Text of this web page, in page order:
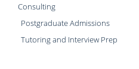
Consulting
Postgraduate Admissions
Tutoring and Interview Prep